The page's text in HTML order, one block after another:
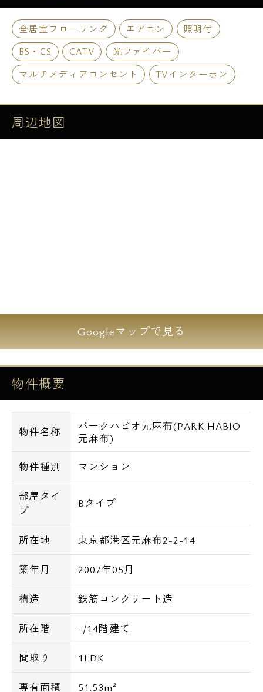
全居室フローリング エアコン
照明付
BS・CS
CATV
光ファイバー
マルチメディアコンセント
TVインターホン
周辺地図
Googleマップで見る
物件概要
物件名称
パークハビオ元麻布(PARK HABIO
元麻布)
物件種別 マンション
部屋タイ
プ
Bタイプ
所在地 東京都港区元麻布2-2-14
築年月 2007年05月
構造 鉄筋コンクリート造
所在階 -/14階建て
間取り 1LDK
専有面積 51.53m²